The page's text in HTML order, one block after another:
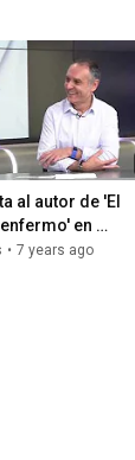
al autor de 'El
en
(18/12/2018)
• 7 years ago